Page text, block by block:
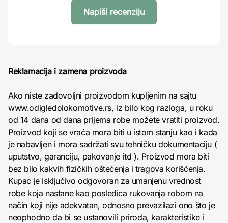
Napiši recenziju
Reklamacija i zamena proizvoda
Ako niste zadovoljni proizvodom kupljenim na sajtu
www.odigledolokomotive.rs, iz bilo kog razloga, u roku
od 14 dana od dana prijema robe možete vratiti proizvod.
Proizvod koji se vraća mora biti u istom stanju kao i kada
je nabavljen i mora sadržati svu tehničku dokumentaciju (
uputstvo, garanciju, pakovanje itd ). Proizvod mora biti
bez bilo kakvih fizičkih oštećenja i tragova korišćenja.
Kupac je isključivo odgovoran za umanjenu vrednost
robe koja nastane kao posledica rukovanja robom na
način koji nije adekvatan, odnosno prevazilazi ono što je
neophodno da bi se ustanovili priroda, karakteristike i